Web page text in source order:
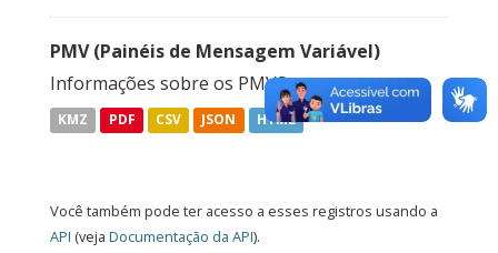
PMV (Painéis de Mensagem Variável)
Informações sobre os PMVS.
KMZ PDF CSV JSON HTML
Você também pode ter acesso a esses registros usando a
API (veja Documentação da API).